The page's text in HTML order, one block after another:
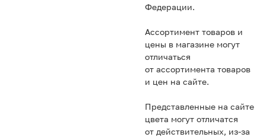
Федерации.
Ассортимент товаров и
цены в магазине могут
отличаться
от ассортимента товаров
и цен на сайте.
Представленные на сайте
цвета могут отличатся
от действительных, из-за